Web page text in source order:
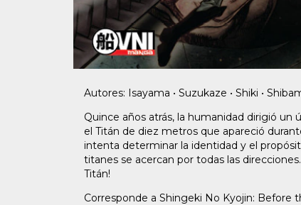
Autores: Isayama • Suzukaze • Shiki •
Quince años atrás, la humanidad dirigió
el Titán de diez metros que apareció
intenta determinar la identidad y el
titanes se acercan por todas las
Titán!
Corresponde a Shingeki No Kyojin: Before